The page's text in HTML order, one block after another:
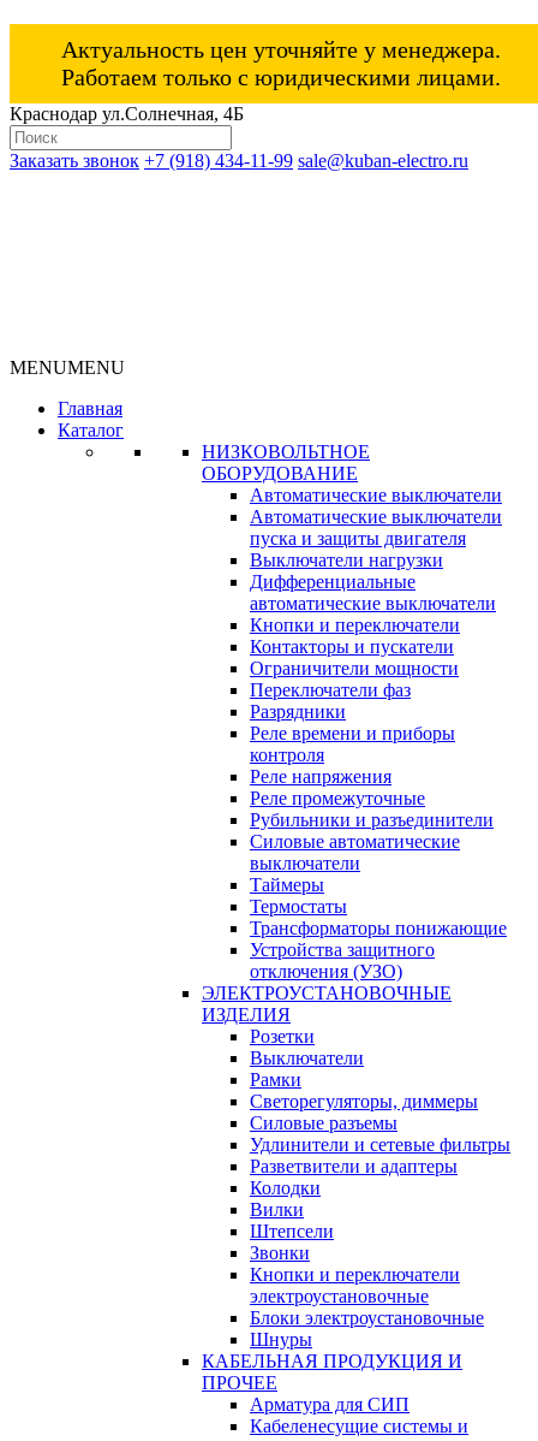
Актуальность цен уточняйте у менеджера.
Работаем только с юридическими лицами.
Краснодар ул.Солнечная, 4Б
Заказать звонок +7 (918) 434-11-99 sale@kuban-electro.ru
MENUMENU
Главная
Каталог
НИЗКОВОЛЬТНОЕ
ОБОРУДОВАНИЕ
Автоматические выключатели
Автоматические выключатели
пуска и защиты двигателя
Выключатели нагрузки
Дифференциальные
автоматические выключатели
Кнопки и переключатели
Контакторы и пускатели
Ограничители мощности
Переключатели фаз
Разрядники
Реле времени и приборы
контроля
Реле напряжения
Реле промежуточные
Рубильники и разъединители
Силовые автоматические
выключатели
Таймеры
Термостаты
Трансформаторы понижающие
Устройства защитного
отключения (УЗО)
ЭЛЕКТРОУСТАНОВОЧНЫЕ
ИЗДЕЛИЯ
Розетки
Выключатели
Рамки
Светорегуляторы, диммеры
Силовые разъемы
Удлинители и сетевые фильтры
Разветвители и адаптеры
Колодки
Вилки
Штепсели
Звонки
Кнопки и переключатели
электроустановочные
Блоки электроустановочные
Шнуры
КАБЕЛЬНАЯ ПРОДУКЦИЯ И
ПРОЧЕЕ
Арматура для СИП
Кабеленесущие системы и